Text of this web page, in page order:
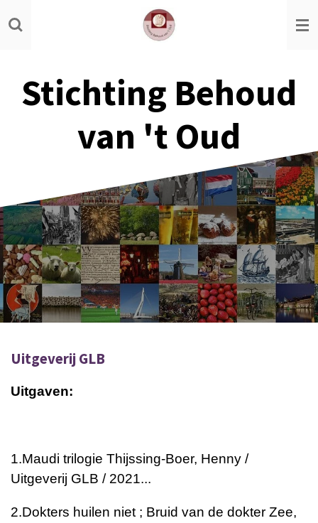
Ga
direct
hoofdinhoud
Stichting Behoud
van 't Oud
Uitgeverij GLB
Uitgaven:
1.Maudi trilogie Thijssing-Boer, Henny /
Uitgeverij GLB / 2021...
2.Dokters huilen niet ; Bruid van de dokter Zee,